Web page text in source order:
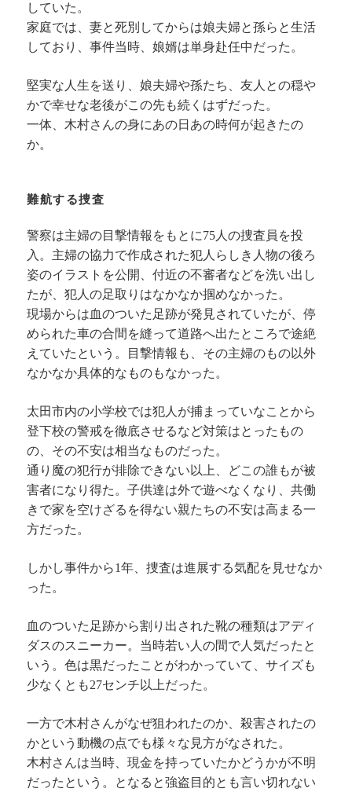
していた。
家庭では、妻と死別してからは娘夫婦と孫らと生活
しており、事件当時、娘婿は単身赴任中だった。
堅実な人生を送り、娘夫婦や孫たち、友人との穏や
かで幸せな老後がこの先も続くはずだった。
一体、木村さんの身にあの日あの時何が起きたの
か。
難航する捜査
警察は主婦の目撃情報をもとに75人の捜査員を投
入。主婦の協力で作成された犯人らしき人物の後ろ
姿のイラストを公開、付近の不審者などを洗い出し
たが、犯人の足取りはなかなか掴めなかった。
現場からは血のついた足跡が発見されていたが、停
められた車の合間を縫って道路へ出たところで途絶
えていたという。目撃情報も、その主婦のもの以外
なかなか具体的なものもなかった。
太田市内の小学校では犯人が捕まっていなことから
登下校の警戒を徹底させるなど対策はとったもの
の、その不安は相当なものだった。
通り魔の犯行が排除できない以上、どこの誰もが被
害者になり得た。子供達は外で遊べなくなり、共働
きで家を空けざるを得ない親たちの不安は高まる一
方だった。
しかし事件から1年、捜査は進展する気配を見せなか
った。
血のついた足跡から割り出された靴の種類はアディ
ダスのスニーカー。当時若い人の間で人気だったと
いう。色は黒だったことがわかっていて、サイズも
少なくとも27センチ以上だった。
一方で木村さんがなぜ狙われたのか、殺害されたの
かという動機の点でも様々な見方がなされた。
木村さんは当時、現金を持っていたかどうかが不明
だったという。となると強盗目的とも言い切れない